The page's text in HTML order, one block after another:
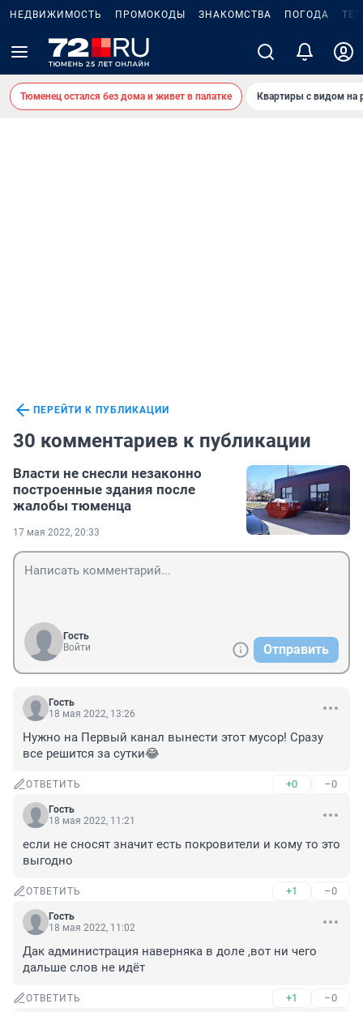
НЕДВИЖИМОСТЬ ПРОМОКОДЫ ЗНАКОМСТВА ПОГОДА
Тюменец остался без дома и живет в палатке Квартиры с видом на
ПЕРЕЙТИ К ПУБЛИКАЦИИ
30 комментариев к публикации
Власти не снесли незаконно
построенные здания после
жалобы тюменца
17 мая 2022, 20:33
Гость
Войти
Отправить
Гость
18 мая 2022, 13:26
Нужно на Первый канал вынести этот мусор! Сразу
все решится за сутки😂
ОТВЕТИТЬ +0 –0
Гость
18 мая 2022, 11:21
если не сносят значит есть покровители и кому то это
выгодно
ОТВЕТИТЬ +1 –0
Гость
18 мая 2022, 11:02
Дак администрация наверняка в доле ,вот ни чего
дальше слов не идёт
ОТВЕТИТЬ +1 –0